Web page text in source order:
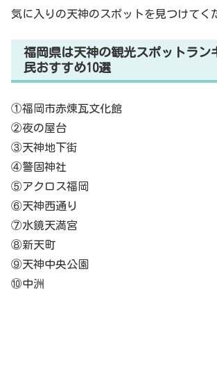
気に入りの天神のスポットを見つけてく
福岡県は天神の観光スポットラ
民おすすめ10選
①福岡市赤煉瓦文化館
②夜の屋台
③天神地下街
④警固神社
⑤アクロス福岡
⑥天神西通り
⑦水鏡天満宮
⑧新天町
⑨天神中央公園
⑩中洲